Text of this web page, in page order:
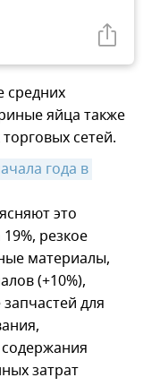
средних
яйца также
сетей.
года в
это
резкое
материалы,
(+10%),
для
затрат